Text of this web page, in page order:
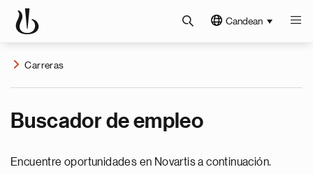
Candean
Carreras
Buscador de empleo
Encuentre oportunidades en Novartis a continuación.